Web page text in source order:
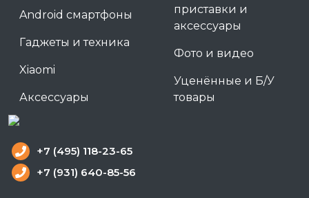
Android смартфоны
Гаджеты и техника
Xiaomi
Аксессуары
приставки и
аксессуары
Фото и видео
Уценённые и Б/У
товары
+7 (495) 118-23-65
+7 (931) 640-85-56